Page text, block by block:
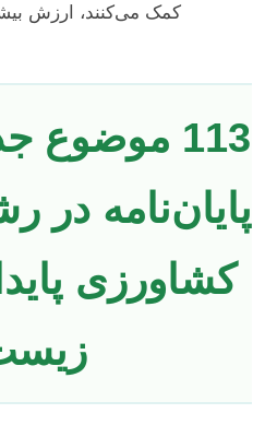
کمک می‌کنند، ارزش
113 موضوع
پایان‌نامه در
کشاورزی